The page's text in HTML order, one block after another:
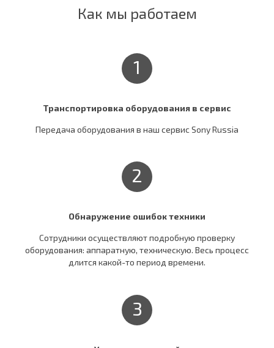
Как мы работаем
1
Транспортировка оборудования в сервис
Передача оборудования в наш сервис Sony Russia
2
Обнаружение ошибок техники
Сотрудники осуществляют подробную проверку
оборудования: аппаратную, техническую. Весь процесс
длится какой-то период времени.
3